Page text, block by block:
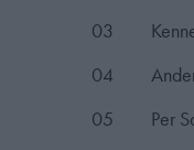
03
04
05
Per